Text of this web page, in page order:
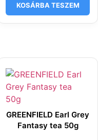
KOSÁRBA TESZEM
GREENFIELD Earl Grey
Fantasy tea 50g